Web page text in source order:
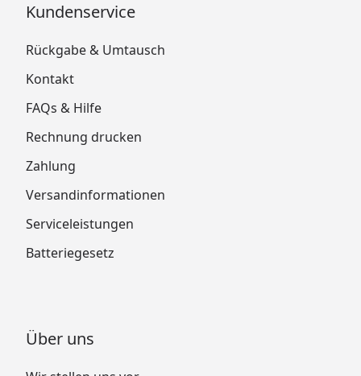
Kundenservice
Rückgabe & Umtausch
Kontakt
FAQs & Hilfe
Rechnung drucken
Zahlung
Versandinformationen
Serviceleistungen
Batteriegesetz
Über uns